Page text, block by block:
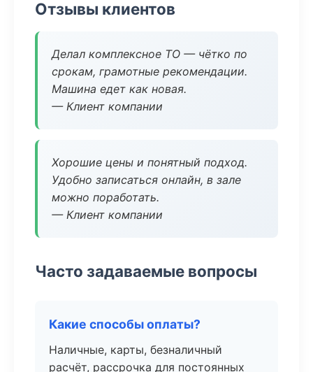
Отзывы клиентов
Делал комплексное ТО — чётко по
срокам, грамотные рекомендации.
Машина едет как новая.
— Клиент компании
Хорошие цены и понятный подход.
Удобно записаться онлайн, в зале
можно поработать.
— Клиент компании
Часто задаваемые вопросы
Какие способы оплаты?
Наличные, карты, безналичный
расчёт, рассрочка для постоянных